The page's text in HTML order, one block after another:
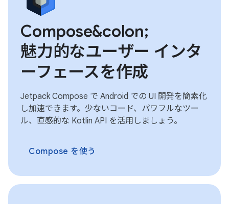
Compose&colon;
魅力的なユーザー インタ
ーフェースを作成
Jetpack Compose で Android での UI 開発を簡素化
し加速できます。少ないコード、パワフルなツー
ル、直感的な Kotlin API を活用しましょう。
Compose を使う